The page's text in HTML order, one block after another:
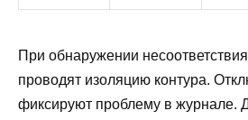
При обнаружении
проводят изоляцию контура.
фиксируют проблему в журнале.